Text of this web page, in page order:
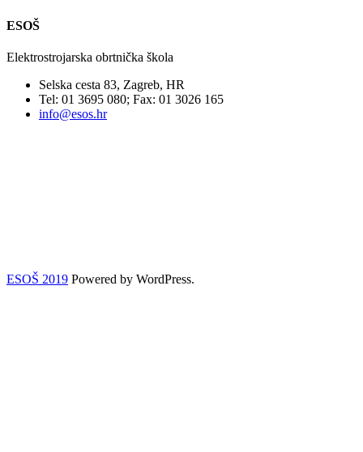
ESOŠ
Elektrostrojarska obrtnička škola
Selska cesta 83, Zagreb, HR
Tel: 01 3695 080; Fax: 01 3026 165
info@esos.hr
ESOŠ 2019 Powered by WordPress.